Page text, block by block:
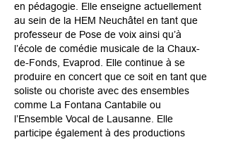
en pédagogie. Elle enseigne actuellement
au sein de la HEM Neuchâtel en tant que
professeur de Pose de voix ainsi qu’à
l’école de comédie musicale de la Chaux-
de-Fonds, Evaprod. Elle continue à se
produire en concert que ce soit en tant que
soliste ou choriste avec des ensembles
comme La Fontana Cantabile ou
l’Ensemble Vocal de Lausanne. Elle
participe également à des productions